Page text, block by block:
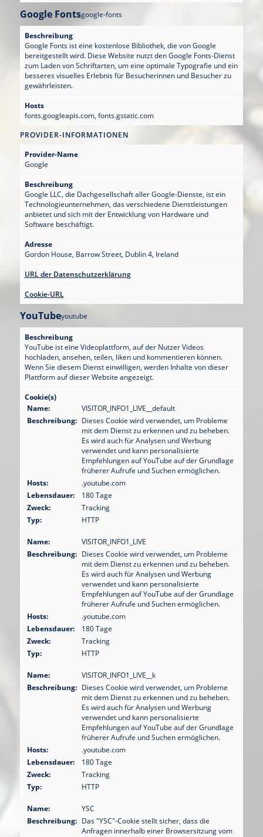
Google Fontsgoogle-fonts
Beschreibung
Google Fonts ist eine kostenlose Bibliothek, die von Google
bereitgestellt wird. Diese Website nutzt den Google Fonts-Dienst
zum Laden von Schriftarten, um eine optimale Typografie und ein
besseres visuelles Erlebnis für Besucherinnen und Besucher zu
gewährleisten.
Hosts
fonts.googleapis.com, fonts.gstatic.com
PROVIDER-INFORMATIONEN
Provider-Name
Google
Beschreibung
Google LLC, die Dachgesellschaft aller Google-Dienste, ist ein
Technologieunternehmen, das verschiedene Dienstleistungen
anbietet und sich mit der Entwicklung von Hardware und
Software beschäftigt.
Adresse
Gordon House, Barrow Street, Dublin 4, Ireland
URL der Datenschutzerklärung
Cookie-URL
YouTubeyoutube
Beschreibung
YouTube ist eine Videoplattform, auf der Nutzer Videos
hochladen, ansehen, teilen, liken und kommentieren können.
Wenn Sie diesem Dienst einwilligen, werden Inhalte von dieser
Plattform auf dieser Website angezeigt.
Cookie(s)
Name:
VISITOR_INFO1_LIVE__default
Beschreibung: Dieses Cookie wird verwendet, um Probleme
mit dem Dienst zu erkennen und zu beheben.
Es wird auch für Analysen und Werbung
verwendet und kann personalisierte
Empfehlungen auf YouTube auf der Grundlage
früherer Aufrufe und Suchen ermöglichen.
Hosts:
.youtube.com
Lebensdauer:
180 Tage
Zweck:
Tracking
Typ:
HTTP
Name:
VISITOR_INFO1_LIVE
Beschreibung: Dieses Cookie wird verwendet, um Probleme
mit dem Dienst zu erkennen und zu beheben.
Es wird auch für Analysen und Werbung
verwendet und kann personalisierte
Empfehlungen auf YouTube auf der Grundlage
früherer Aufrufe und Suchen ermöglichen.
Hosts:
.youtube.com
Lebensdauer:
180 Tage
Zweck:
Tracking
Typ:
HTTP
Name:
VISITOR_INFO1_LIVE__k
Beschreibung: Dieses Cookie wird verwendet, um Probleme
mit dem Dienst zu erkennen und zu beheben.
Es wird auch für Analysen und Werbung
verwendet und kann personalisierte
Empfehlungen auf YouTube auf der Grundlage
früherer Aufrufe und Suchen ermöglichen.
Hosts:
.youtube.com
Lebensdauer:
180 Tage
Zweck:
Tracking
Typ:
HTTP
Name:
YSC
Beschreibung: Das "YSC"-Cookie stellt sicher, dass die
Anfragen innerhalb einer Browsersitzung vom